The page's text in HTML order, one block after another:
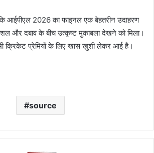
आईपीएल 2026 का फाइनल एक बेहतरीन उदाहरण
और दबाव के बीच उत्कृष्ट मुकाबला देखने को मिला।
क्रिकेट प्रेमियों के लिए खास खुशी लेकर आई है।
source